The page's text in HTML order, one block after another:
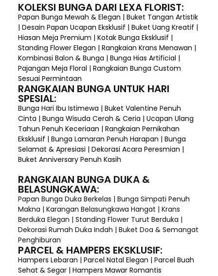
KOLEKSI BUNGA DARI LEXA FLORIST:
Papan Bunga Mewah & Elegan | Buket Tangan Artistik
| Desain Papan Ucapan Eksklusif | Buket Uang Kreatif |
Hiasan Meja Premium | Kotak Bunga Eksklusif |
Standing Flower Elegan | Rangkaian Krans Menawan |
Kombinasi Balon & Bunga | Bunga Hias Artificial |
Pajangan Meja Floral | Rangkaian Bunga Custom
Sesuai Permintaan
RANGKAIAN BUNGA UNTUK HARI
SPESIAL:
Bunga Hari Ibu Istimewa | Buket Valentine Penuh
Cinta | Bunga Wisuda Cerah & Ceria | Ucapan Ulang
Tahun Penuh Keceriaan | Rangkaian Pernikahan
Eksklusif | Bunga Lamaran Penuh Harapan | Bunga
Selamat & Apresiasi | Dekorasi Acara Peresmian |
Buket Anniversary Penuh Kasih
RANGKAIAN BUNGA DUKA &
BELASUNGKAWA:
Papan Bunga Duka Berkelas | Bunga Simpati Penuh
Makna | Karangan Belasungkawa Hangat | Krans
Berduka Elegan | Standing Flower Turut Berduka |
Dekorasi Rumah Duka Indah | Buket Doa & Semangat
Penghiburan
PARCEL & HAMPERS EKSKLUSIF:
Hampers Lebaran | Parcel Natal Elegan | Parcel Buah
Sehat & Segar | Hampers Mawar Romantis